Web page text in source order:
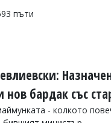
пъти
нов бардак със
- колкото